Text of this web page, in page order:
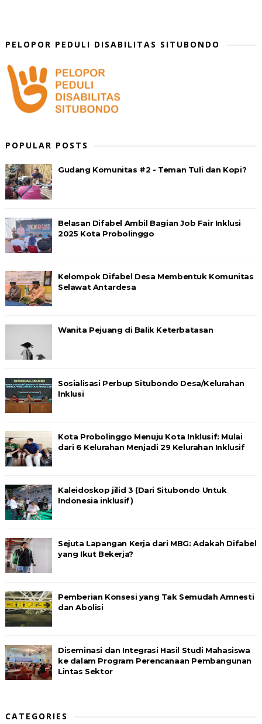
PELOPOR PEDULI DISABILITAS SITUBONDO
POPULAR POSTS
Gudang Komunitas #2 - Teman Tuli dan Kopi?
Belasan Difabel Ambil Bagian Job Fair Inklusi
2025 Kota Probolinggo
Kelompok Difabel Desa Membentuk Komunitas
Selawat Antardesa
Wanita Pejuang di Balik Keterbatasan
Sosialisasi Perbup Situbondo Desa/Kelurahan
Inklusi
Kota Probolinggo Menuju Kota Inklusif: Mulai
dari 6 Kelurahan Menjadi 29 Kelurahan Inklusif
Kaleidoskop jilid 3 (Dari Situbondo Untuk
Indonesia inklusif)
Sejuta Lapangan Kerja dari MBG: Adakah Difabel
yang Ikut Bekerja?
Pemberian Konsesi yang Tak Semudah Amnesti
dan Abolisi
Diseminasi dan Integrasi Hasil Studi Mahasiswa
ke dalam Program Perencanaan Pembangunan
Lintas Sektor
CATEGORIES